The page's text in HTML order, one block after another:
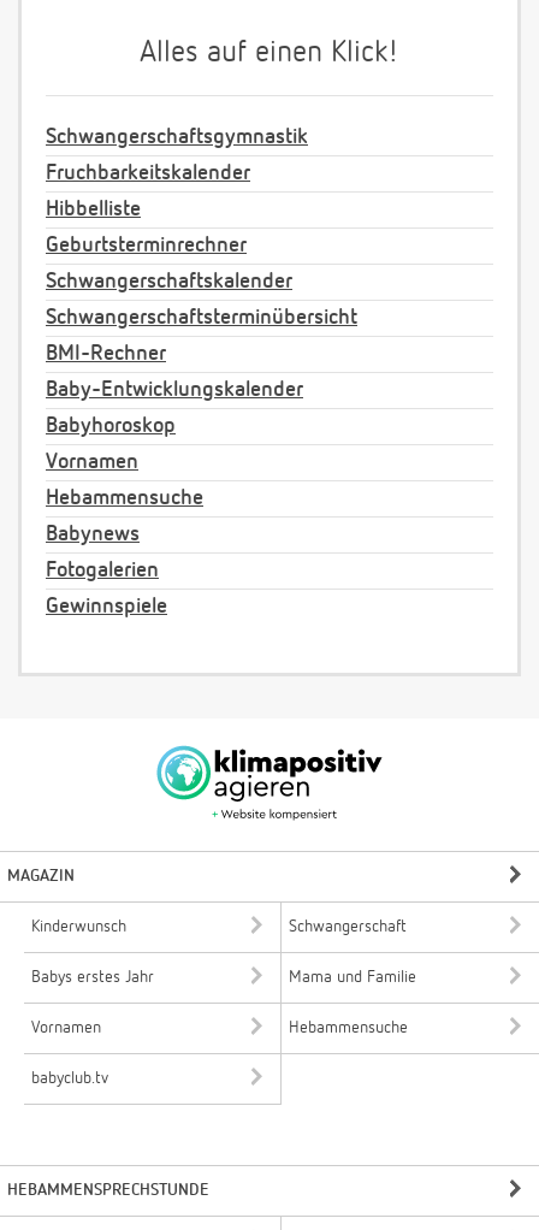
Alles auf einen Klick!
Schwangerschaftsgymnastik
Fruchbarkeitskalender
Hibbelliste
Geburtsterminrechner
Schwangerschaftskalender
Schwangerschaftsterminübersicht
BMI-Rechner
Baby-Entwicklungskalender
Babyhoroskop
Vornamen
Hebammensuche
Babynews
Fotogalerien
Gewinnspiele
MAGAZIN
Kinderwunsch Schwangerschaft
Babys erstes Jahr Mama und Familie
Vornamen Hebammensuche
babyclub.tv
HEBAMMENSPRECHSTUNDE